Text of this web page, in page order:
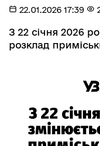
22.01.2026 17:39
З 22 січня 2026
розклад